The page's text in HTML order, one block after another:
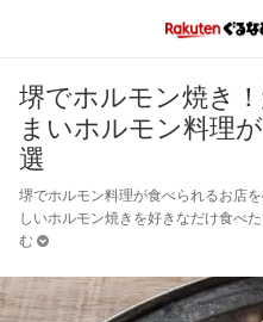
堺でホルモン焼き
まいホルモン料理
選
堺でホルモン料理が食べられるお店
しいホルモン焼きを好きなだけ食べ
む